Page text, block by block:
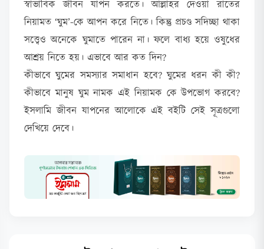
স্বাভাবিক জীবন যাপন করতে। আল্লাহর দেওয়া রাতের
নিয়ামত ‘ঘুম’-কে আপন করে নিতে। কিন্তু প্রচণ্ড সদিচ্ছা থাকা
সত্ত্বেও অনেকে ঘুমাতে পারেন না। ফলে বাধ্য হয়ে ওষুধের
আশ্রয় নিতে হয়। এভাবে আর কত দিন?
কীভাবে ঘুমের সমস্যার সমাধান হবে? ঘুমের ধরন কী কী?
কীভাবে মানুষ ঘুম নামক এই নিয়ামক কে উপভোগ করবে?
ইসলামি জীবন যাপনের আলোকে এই বইটি সেই সূত্রগুলো
দেখিয়ে দেবে।